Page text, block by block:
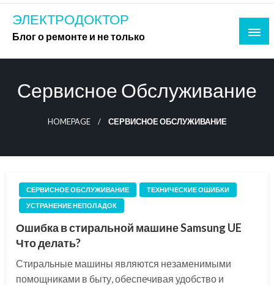
Skip
content
ЭЛЕКТРОДОКТОР
Блог о ремонте и не только
Сервисное Обслуживание
HOMEPAGE СЕРВИСНОЕ ОБСЛУЖИВАНИЕ
СЕРВИСНОЕ ОБСЛУЖИВАНИЕ
ТЕХНИЧЕСКИЕ ОШИБКИ
УСТРАНЕНИЕ НЕПОЛАДОК
Ошибка в стиральной машине Samsung UE
Что делать?
Стиральные машины являются незаменимыми
помощниками в быту, обеспечивая удобство и